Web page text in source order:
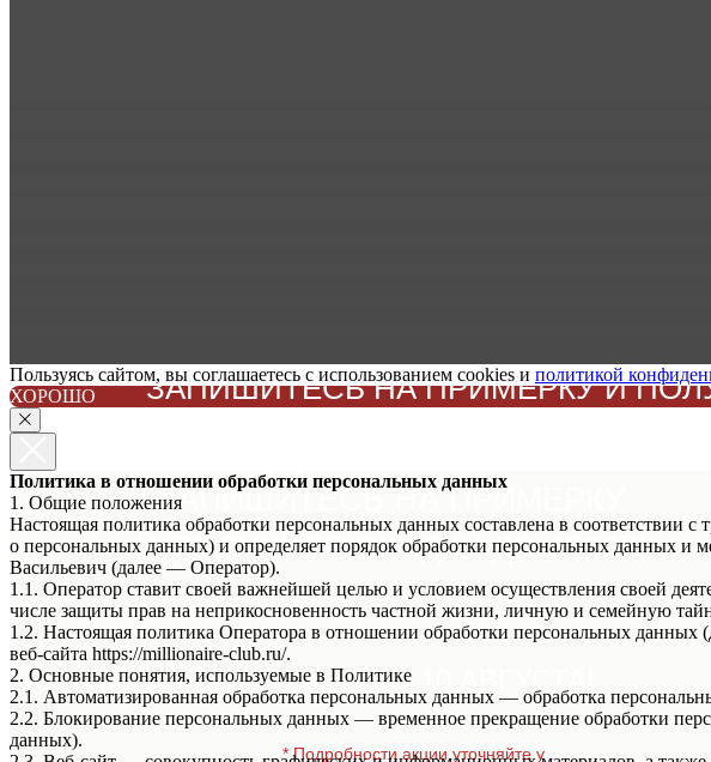
ЗАПИШИТЕСЬ НА ПРИМЕРКУ И
НЕ ЗАБУДЬТЕ
ЗАПИШИТЕСЬ НА ПРИМЕРКУ
И ПОЛУЧИТЕ СКИДКУ ДО 4500₽!
АКЦИЯ ДЕЙСТВУЕТ ДО 10 АВГУСТА!
* Подробности акции уточняйте у
Пользуясь сайтом, вы соглашаетесь с использованием cookies и политикой
ХОРОШО
Политика в отношении обработки персональных данных
1. Общие положения
Настоящая политика обработки персональных данных составлена в
о персональных данных) и определяет порядок обработки персональных данных
Васильевич (далее — Оператор).
1.1. Оператор ставит своей важнейшей целью и условием осуществления своей
числе защиты прав на неприкосновенность частной жизни, личную и семейную
1.2. Настоящая политика Оператора в отношении обработки персональных
веб-сайта https://millionaire-club.ru/.
2. Основные понятия, используемые в Политике
2.1. Автоматизированная обработка персональных данных — обработка
2.2. Блокирование персональных данных — временное прекращение обработки
данных).